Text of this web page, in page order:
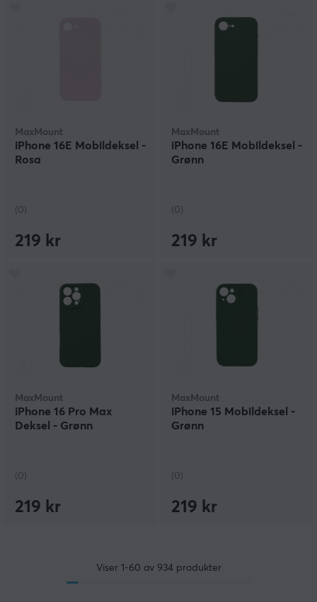
MaxMount
iPhone 16E Mobildeksel -
Rosa
(0)
219 kr
MaxMount
iPhone 16E Mobildeksel -
Grønn
(0)
219 kr
MaxMount
iPhone 16 Pro Max
Deksel - Grønn
(0)
219 kr
MaxMount
iPhone 15 Mobildeksel -
Grønn
(0)
219 kr
Viser 1-60 av 934produkter